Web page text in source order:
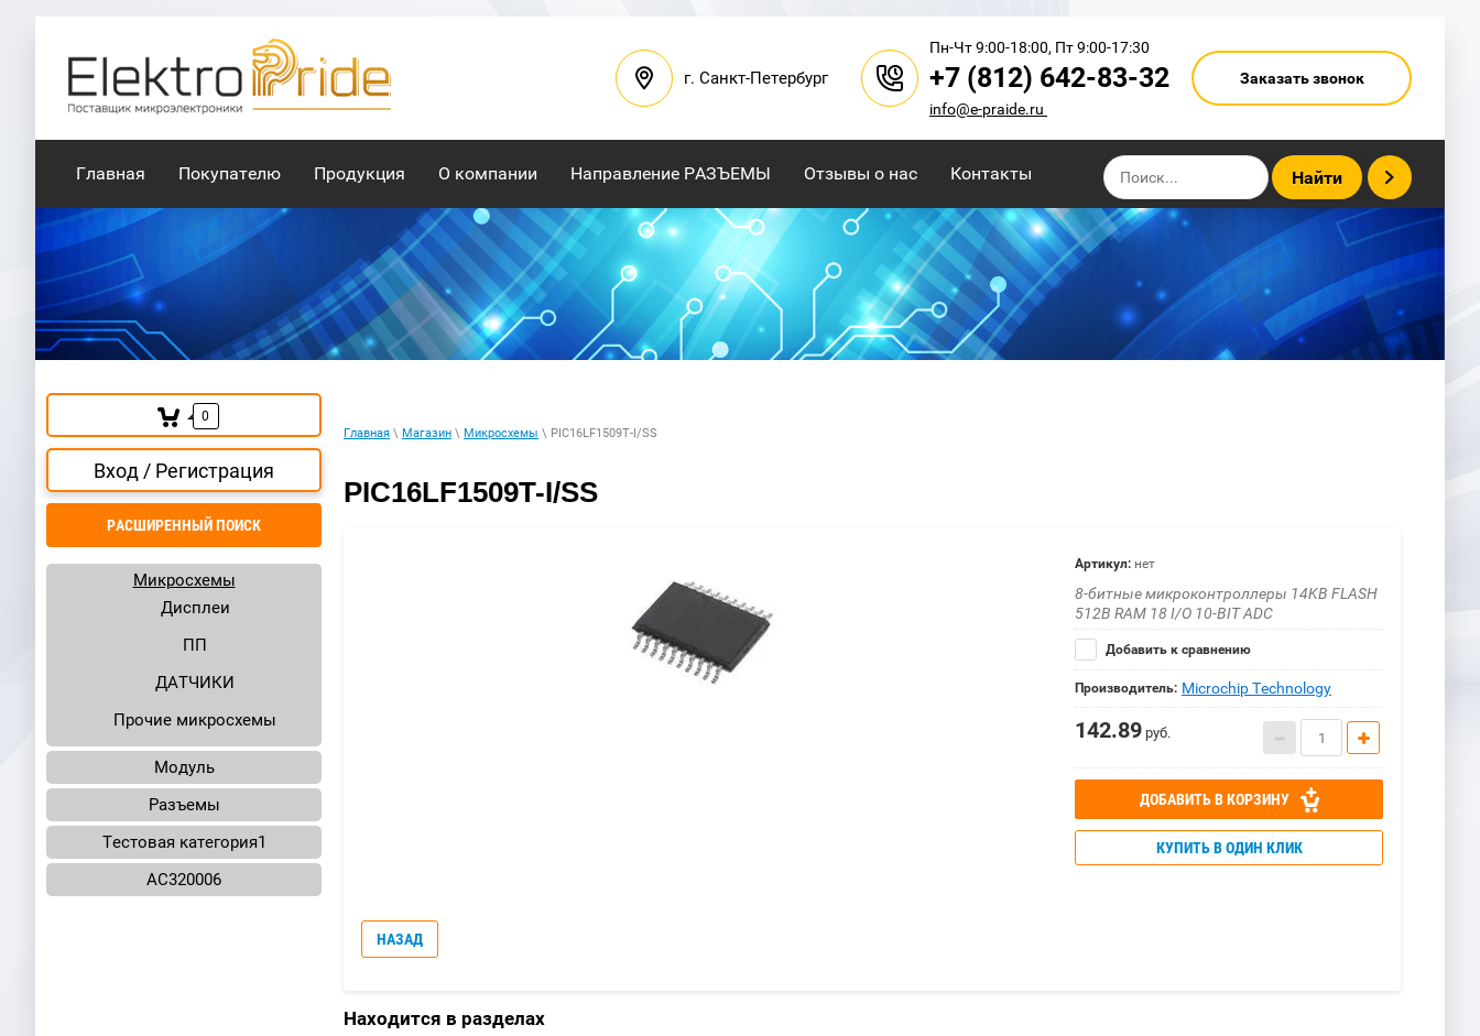
г. Санкт-Петербург
Пн-Чт 9:00-18:00, Пт 9:00-17:30
+7 (812) 642-83-32
info@e-praide.ru
Заказать звонок
Главная Покупателю Продукция О компании Направление РАЗЪЕМЫ Отзывы о нас Контакты
0
Вход / Регистрация
РАСШИРЕННЫЙ ПОИСК
Микросхемы
Дисплеи
ПП
ДАТЧИКИ
Прочие микросхемы
Модуль
Разъемы
Тестовая категория1
AC320006
Главная \ Магазин \ Микросхемы \ PIC16LF1509T-I/SS
PIC16LF1509T-I/SS
Артикул: нет
8-битные микроконтроллеры 14KB FLASH
512B RAM 18 I/O 10-BIT ADC
Добавить к сравнению
Производитель: Microchip Technology
142.89 руб.
ДОБАВИТЬ В КОРЗИНУ
КУПИТЬ В ОДИН КЛИК
НАЗАД
Находится в разделах